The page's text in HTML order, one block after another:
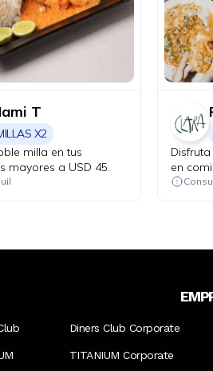
T
X2
milla en tus
mayores a USD 45.
en
Diners Club Corporate
TITANIUM Corporate